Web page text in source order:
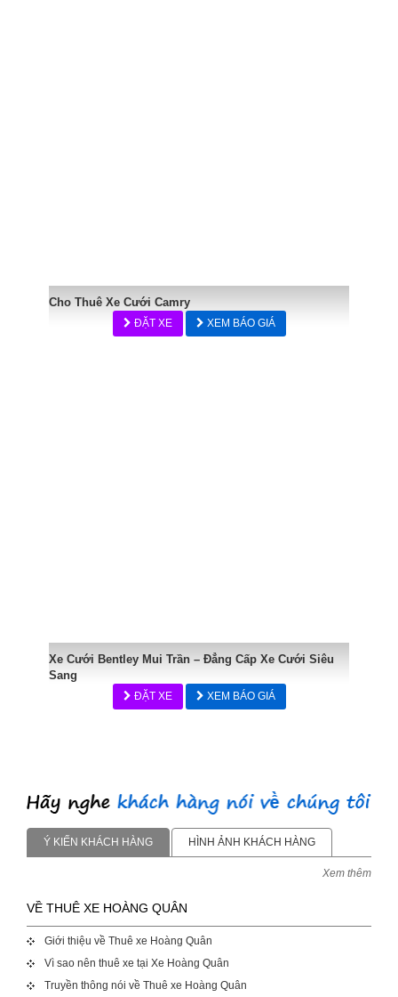
Cho Thuê Xe Cưới Camry
ĐẶT XE XEM BÁO GIÁ
Xe Cưới Bentley Mui Trần – Đẳng Cấp Xe Cưới Siêu
Sang
ĐẶT XE XEM BÁO GIÁ
Ý KIẾN KHÁCH HÀNG HÌNH ẢNH KHÁCH HÀNG
Xem thêm
VỀ THUÊ XE HOÀNG QUÂN
Giới thiệu về Thuê xe Hoàng Quân
Vì sao nên thuê xe tại Xe Hoàng Quân
Truyền thông nói về Thuê xe Hoàng Quân